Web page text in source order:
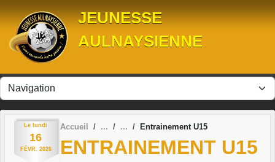
JEUNESSE
AULNAYSIENNE
Le lundi
16
FÉVR. 2026
Accueil Entrainement U15
ENTRAINEMENT U15